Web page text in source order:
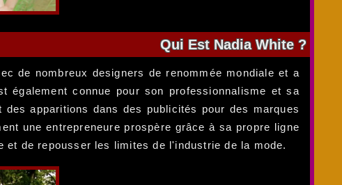
Qui Est Nadia White ?
de nombreux designers de renommée mondiale et a
également connue pour son professionnalisme et sa
apparitions dans des publicités pour des marques
une entrepreneure prospère grâce à sa propre ligne
de repousser les limites de l'industrie de la mode.